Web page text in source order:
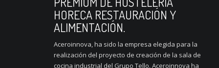
HORECA RESTAURACIÓN Y
ALIMENTACIÓN.
Aceroinnova, ha sido la empresa elegida para la
realización del proyecto de creación de la sala de
cocina industrial del Grupo Tello. Aceroinnova ha